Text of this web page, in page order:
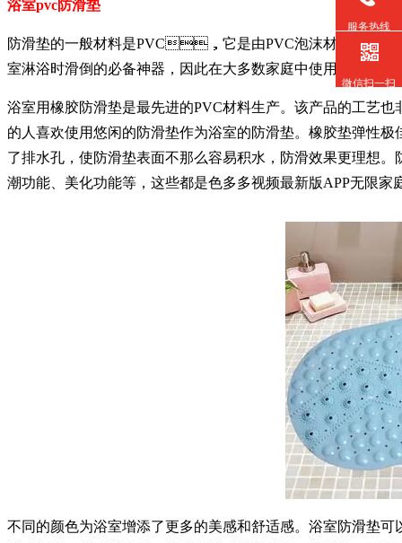
浴室pvc防滑垫
防滑垫的一般材料是PVC，它是由PVC泡沫材料经过加工而成
室淋浴时滑倒的必备神器，因此在大多数家庭中使用频繁。
浴室用橡胶防滑垫是最先进的PVC材料生产。该产品的工艺也
的人喜欢使用悠闲的防滑垫作为浴室的防滑垫。橡胶垫弹性极佳
了排水孔，使防滑垫表面不那么容易积水，防滑效果更理想
潮功能、美化功能等，这些都是色多多视频最新版APP无限家
不同的颜色为浴室增添了更多的美感和舒适感。浴室防滑垫可
服务热线
微信扫一扫